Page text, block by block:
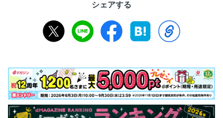
シェアする